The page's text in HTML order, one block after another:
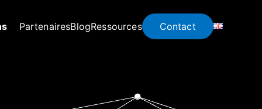
PartenairesBlogRessources Contact